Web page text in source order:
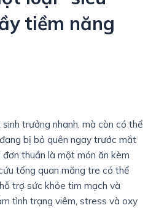
tiềm năng
trưởng nhanh, mà còn có thể
bị bỏ quên ngay trước mắt
thuần là một món ăn kèm
tổng quan măng tre có thể
trợ sức khỏe tim mạch và
tình trạng viêm, stress và oxy